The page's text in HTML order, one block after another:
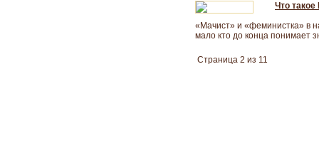
Что
«Мачист» и «феминистка» в
мало кто до конца понимает
Страница 2 из 11